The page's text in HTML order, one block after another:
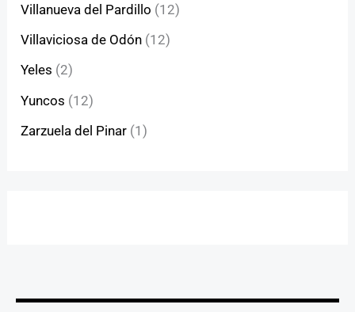
Villanueva del Pardillo (12)
Villaviciosa de Odón (12)
Yeles (2)
Yuncos (12)
Zarzuela del Pinar (1)